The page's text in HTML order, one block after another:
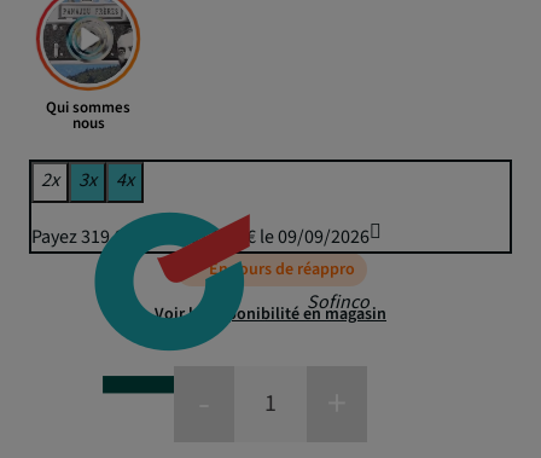
Qui sommes
nous
Sofinco
2x 3x 4x
Payez 319,90 € puis 314,50 € le 09/09/2026
En cours de réappro
Voir la disponibilité en magasin